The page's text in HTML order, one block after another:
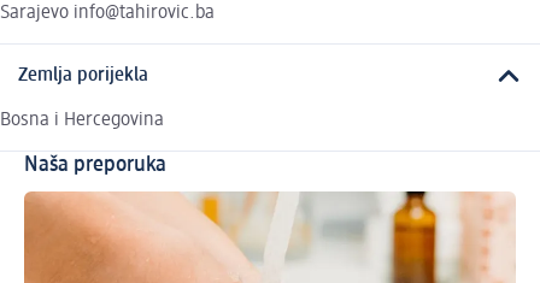
Sarajevo info@tahirovic.ba
Zemlja porijekla
Bosna i Hercegovina
Naša preporuka